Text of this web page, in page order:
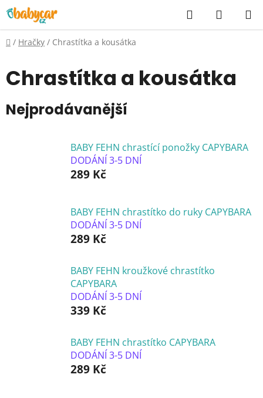
Přejít
na
obsah
Hledat
KOŠÍK
Domů
/ Hračky / Chrastítka a kousátka
Chrastítka a kousátka
Nejprodávanější
BABY FEHN chrastící ponožky CAPYBARA
DODÁNÍ 3-5 DNÍ
289 Kč
BABY FEHN chrastítko do ruky CAPYBARA
DODÁNÍ 3-5 DNÍ
289 Kč
BABY FEHN kroužkové chrastítko
CAPYBARA
DODÁNÍ 3-5 DNÍ
339 Kč
BABY FEHN chrastítko CAPYBARA
DODÁNÍ 3-5 DNÍ
289 Kč